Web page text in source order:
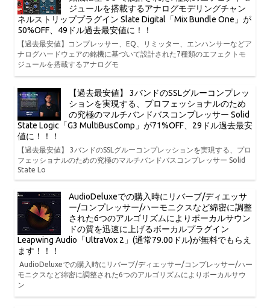
ジュールを搭載するアナログモデリングチャン
ネルストリッププラグイン Slate Digital「Mix Bundle One」が
50%OFF、49ドル過去最安値に！！
【過去最安値】コンプレッサー、EQ、リミッター、エンハンサーなどア
ナログハードウェアの銘機に基づいて設計された7種類のエフェクトモ
ジュールを搭載するアナログモ
【過去最安値】 3バンドのSSLグルーコンプレッ
ションを実現する、プロフェッショナルのため
の究極のマルチバンドバスコンプレッサー Solid
State Logic「G3 MultiBusComp」が71%OFF、29ドル過去最安
値に！！！
【過去最安値】 3バンドのSSLグルーコンプレッションを実現する、プロ
フェッショナルのための究極のマルチバンドバスコンプレッサー Solid
State Lo
AudioDeluxeでの購入時にリバーブ/ディエッサ
ー/コンプレッサー/ハーモニクスなど綿密に調整
された6つのアルゴリズムによりボーカルサウン
ドの質を迅速に上げるボーカルプラグイン
Leapwing Audio「UltraVox 2」(通常79.00ドル)が無料でもらえ
ます！！！
AudioDeluxeでの購入時にリバーブ/ディエッサー/コンプレッサー/ハー
モニクスなど綿密に調整された6つのアルゴリズムによりボーカルサウ
ン